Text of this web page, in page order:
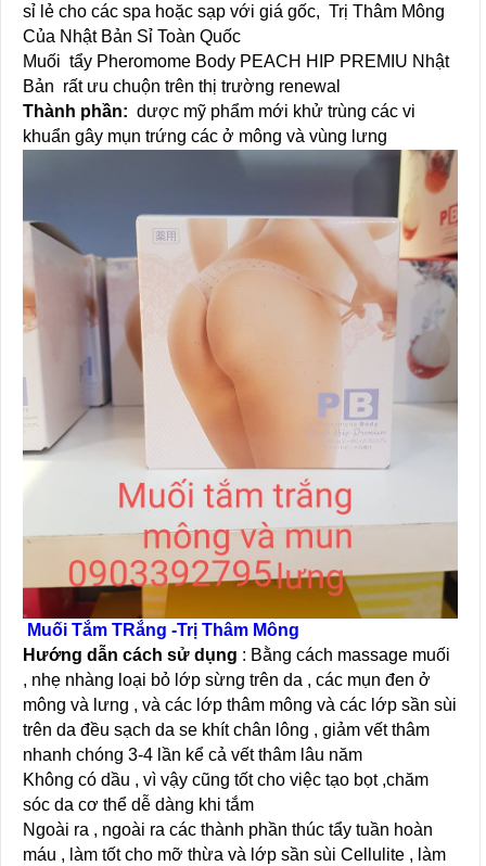
sỉ lẻ cho các spa hoặc sạp với giá gốc, Trị Thâm Mông
Của Nhật Bản Sỉ Toàn Quốc
Muối tẩy Pheromome Body PEACH HIP PREMIU Nhật
Bản rất ưu chuộn trên thị trường renewal
Thành phần: dược mỹ phẩm mới khử trùng các vi
khuẩn gây mụn trứng các ở mông và vùng lưng
Muối Tắm TRắng -Trị Thâm Mông
Hướng dẫn cách sử dụng : Bằng cách massage muối
, nhẹ nhàng loại bỏ lớp sừng trên da , các mụn đen ở
mông và lưng , và các lớp thâm mông và các lớp sần sùi
trên da đều sạch da se khít chân lông , giảm vết thâm
nhanh chóng 3-4 lần kể cả vết thâm lâu năm
Không có dầu , vì vậy cũng tốt cho việc tạo bọt ,chăm
sóc da cơ thể dễ dàng khi tắm
Ngoài ra , ngoài ra các thành phần thúc tẩy tuần hoàn
máu , làm tốt cho mỡ thừa và lớp sần sùi Cellulite , làm